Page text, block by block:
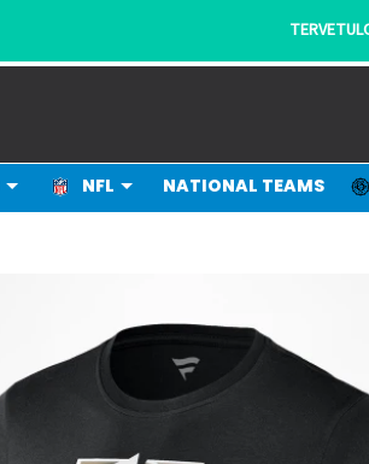
NFL NATIONAL TEAMS